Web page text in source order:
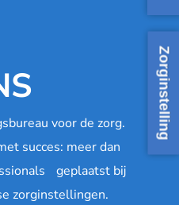
Zorginstelling
voor de zorg.
succes: meer dan
geplaatst bij
zorginstellingen.